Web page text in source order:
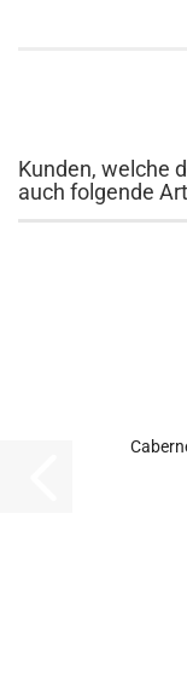
Kunden, welche
auch folgende